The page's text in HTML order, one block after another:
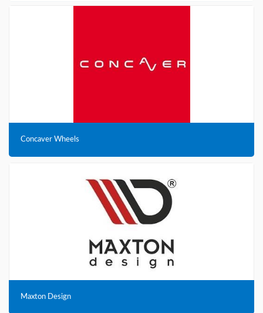
Concaver Wheels
Maxton Design